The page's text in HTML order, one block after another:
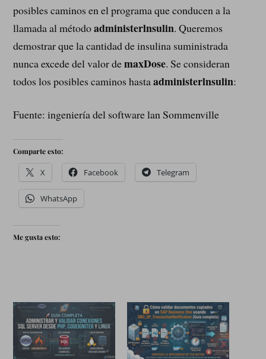
posibles caminos en el programa que conducen a la
llamada al métodoadministerlnsulin. Queremos
demostrar que la cantidad de insulina suministrada
nunca excede del valor demaxDose. Se consideran
todos los posibles caminos hastaadministerlnsulin:
Fuente: ingeniería del software lan Sommenville
Comparte esto:
X Facebook Telegram
WhatsApp
Me gusta esto: